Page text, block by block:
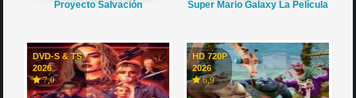
Proyecto Salvación Super Mario Galaxy La Película
DVD-S & TS
2026
7,0
HD 720P
2026
6,9